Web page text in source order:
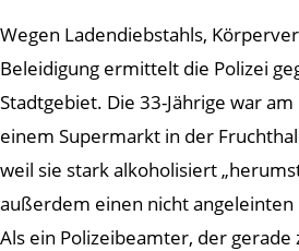
Wegen Ladendiebstahls,
Beleidigung ermittelt die Polizei
Stadtgebiet. Die 33-Jährige war
einem Supermarkt in der
weil sie stark alkoholisiert
außerdem einen nicht angeleinten
Als ein Polizeibeamter, der gerade